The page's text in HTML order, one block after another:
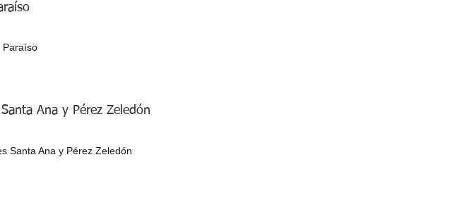
Paraíso
Ana y Pérez Zeledón
Santa Ana y Pérez Zeledón